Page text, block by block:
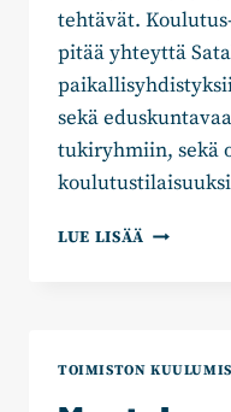
tehtävät.
pitää yhteyttä
sekä
tukiryhmiin, sekä
LUE LISÄÄ
TOIMISTON